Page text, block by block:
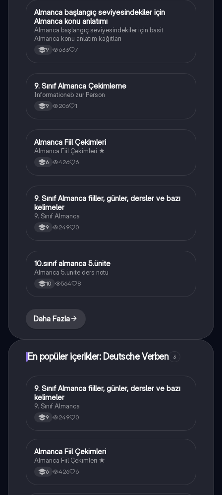
Almanca
Almanca başlangıç seviyesindekiler için
Almanca konu anlatımı
Almanca başlangıç seviyesindekiler için basit
Almanca konu anlatım kağıtları
9 633 7
Almanca
9. Sınıf Almanca Çekimleme
Informationeb zur Person
9 206 1
Almanca
Almanca Fiil Çekimleri
Almanca Fiil Çekimleri ★
6 426 6
Almanca
9. Sınıf Almanca fiiller, günler, dersler ve bazı
kelimeler
9. Sınıf Almanca
9 249 0
Almanca
10.sınıf almanca 5.ünite
Almanca 5.ünite ders notu
10 564 8
Daha Fazla
En popüler içerikler: Deutsche Verben 3
Almanca
9. Sınıf Almanca fiiller, günler, dersler ve bazı
kelimeler
9. Sınıf Almanca
9 249 0
Almanca
Almanca Fiil Çekimleri
Almanca Fiil Çekimleri ★
6 426 6